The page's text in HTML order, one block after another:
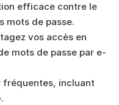
efficace contre le
mots de passe.
vos accès en
mots de passe par e-
fréquentes, incluant